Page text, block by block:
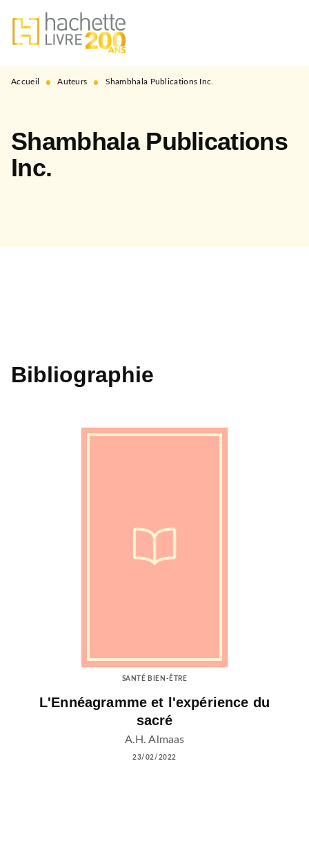
MENU RECHERCHE
PIED DE PAGE
Accueil • Auteurs • Shambhala Publications Inc.
Shambhala Publications
Inc.
Bibliographie
SANTÉ BIEN-ÊTRE
L'Ennéagramme et l'expérience du
sacré
A.H. Almaas
23/02/2022